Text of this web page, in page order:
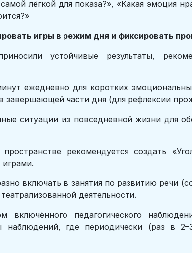
лёгкой для показа?», «Какая эмоция
игры в режим дня и фиксировать
устойчивые результаты,
ежедневно для коротких
завершающей части дня (для рефлексии
ситуации из повседневной жизни для
рекомендуется создать
включать в занятия по развитию речи
деятельности.
включённого педагогического
наблюдений, где периодически (раз в